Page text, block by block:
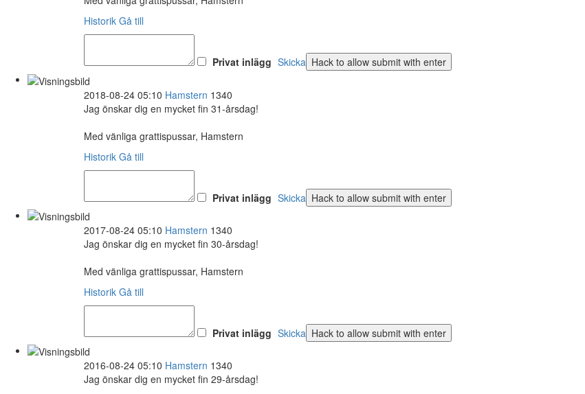
Historik Gå till
Privat inlägg Skicka
2018-08-24 05:10 Hamstern 1340
Jag önskar dig en mycket fin 31-årsdag!
Med vänliga grattispussar, Hamstern
Historik Gå till
Privat inlägg Skicka
2017-08-24 05:10 Hamstern 1340
Jag önskar dig en mycket fin 30-årsdag!
Med vänliga grattispussar, Hamstern
Historik Gå till
Privat inlägg Skicka
2016-08-24 05:10 Hamstern 1340
Jag önskar dig en mycket fin 29-årsdag!